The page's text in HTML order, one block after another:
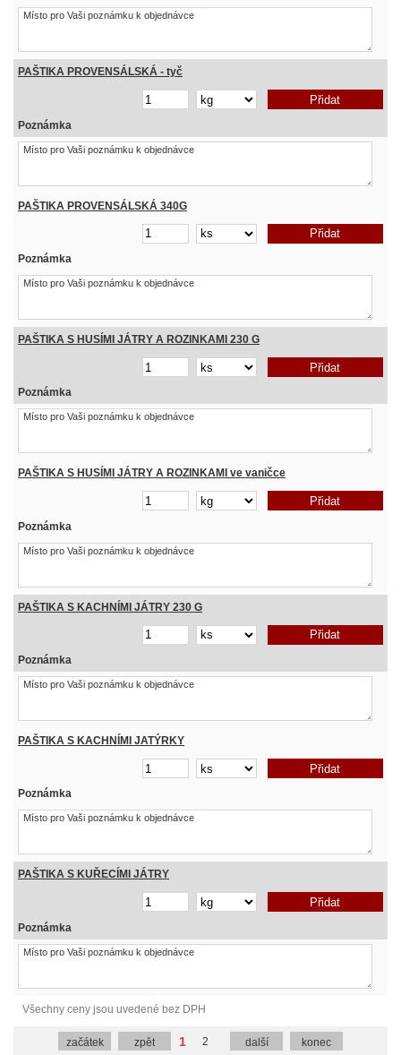
PAŠTIKA PROVENSÁLSKÁ - tyč
Poznámka
PAŠTIKA PROVENSÁLSKÁ 340G
Poznámka
PAŠTIKA S HUSÍMI JÁTRY A ROZINKAMI 230 G
Poznámka
PAŠTIKA S HUSÍMI JÁTRY A ROZINKAMI ve vaničce
Poznámka
PAŠTIKA S KACHNÍMI JÁTRY 230 G
Poznámka
PAŠTIKA S KACHNÍMI JATÝRKY
Poznámka
PAŠTIKA S KUŘECÍMI JÁTRY
Poznámka
Všechny ceny jsou uvedené bez DPH
začátek zpět 1 2 další konec